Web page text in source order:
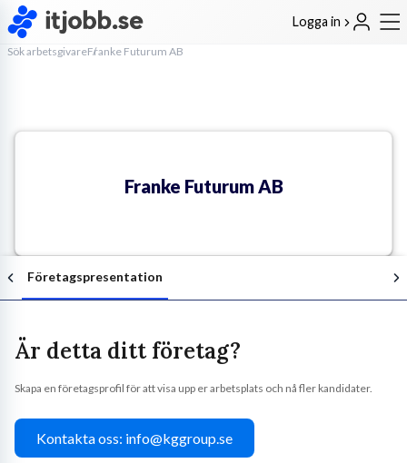
Logga in
Sök arbetsgivareFranke Futurum AB
Franke Futurum AB
Företagspresentation
Är detta ditt företag?
Skapa en företagsprofil för att visa upp er arbetsplats och nå fler kandidater.
Kontakta oss: info@kggroup.se